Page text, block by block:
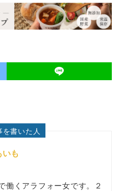
を書いた人
いも
働くアラフォー女です。２